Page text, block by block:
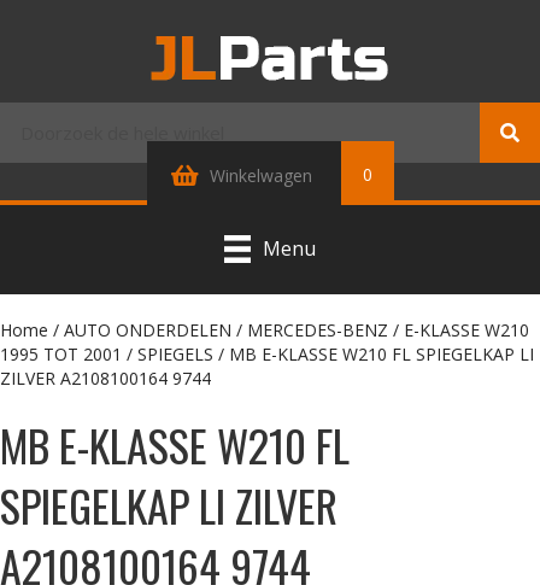
Winkelwagen 0
Menu
Home / AUTO ONDERDELEN / MERCEDES-BENZ / E-KLASSE W210
1995 TOT 2001 / SPIEGELS / MB E-KLASSE W210 FL SPIEGELKAP LI
ZILVER A2108100164 9744
MB E-KLASSE W210 FL
SPIEGELKAP LI ZILVER
A2108100164 9744